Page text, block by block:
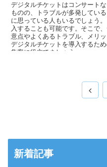
デジタルチケットはコンサート
ものの、トラブルが多発してい
に思っている人もいるでしょう
入することも可能です。そこで
意点やよくあるトラブル、メリ
デジタルチケットを導入するた
集客に役立てましょう。
新着記事